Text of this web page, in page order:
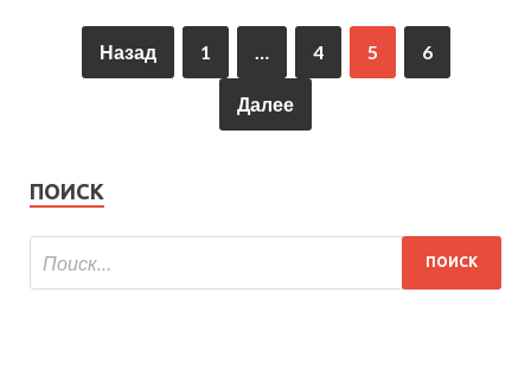
Назад 1 4 5 6
Далее
ПОИСК